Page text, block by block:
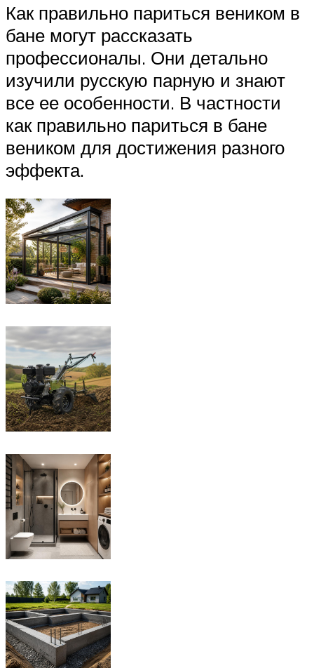
Как правильно париться веником в
бане могут рассказать
профессионалы. Они детально
изучили русскую парную и знают
все ее особенности. В частности
как правильно париться в бане
веником для достижения разного
эффекта.